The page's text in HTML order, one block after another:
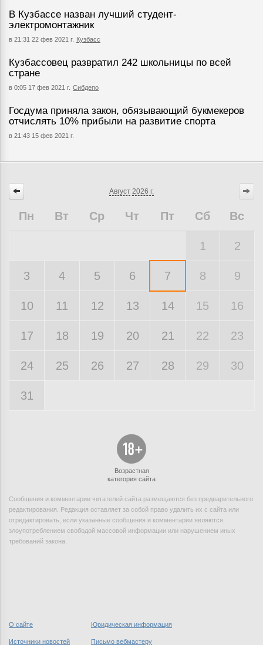
В Кузбассе назван лучший студент-
электромонтажник
в 21:31 22 фев 2021 г. Кузбасс
Кузбассовец развратил 242 школьницы по всей
стране
в 0:05 17 фев 2021 г. Сибдепо
Госдума приняла закон, обязывающий букмекеров
отчислять 10% прибыли на развитие спорта
в 21:43 15 фев 2021 г.
Август 2026 г.
Пн Вт Ср Чт Пт Сб Вс
1 2
3 4 5 6 7 8 9
10 11 12 13 14 15 16
17 18 19 20 21 22 23
24 25 26 27 28 29 30
31
Возрастная
категория сайта
Сообщения и комментарии читателей сайта размещаются без предварительного
редактирования. Редакция оставляет за собой право удалить их с сайта или
отредактировать, если указанные сообщения и комментарии являются
злоупотреблением свободой массовой информации или нарушением иных
требований закона.
О сайте Юридическая информация
Источники новостей Письмо вебмастеру